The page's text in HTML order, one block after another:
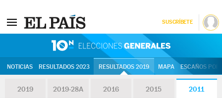
SUSCRÍBETE
NOTICIAS RESULTADOS 2023 RESULTADOS 2019 MAPA ESCAÑOS
2019 2019-28A 2016 2015 2011